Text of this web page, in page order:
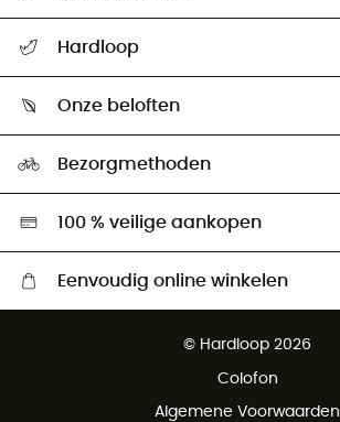
Mijn zending volgen
Retourzendingen & Terugbetalingen
Hardloop
Ambassadeurs
Onze beloften
Hardgreen
Bezorgmethoden
100 % veilige aankopen
Eenvoudig online winkelen
Gratis retourneren binnen 100 dagen
© Hardloop 2026
Colofon
Algemene Voorwaarden